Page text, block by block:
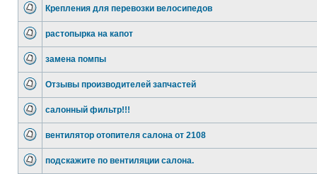
Крепления для перевозки велосипедов
растопырка на капот
замена помпы
Отзывы производителей запчастей
салонный фильтр!!!
вентилятор отопителя салона от 2108
подскажите по вентиляции салона.